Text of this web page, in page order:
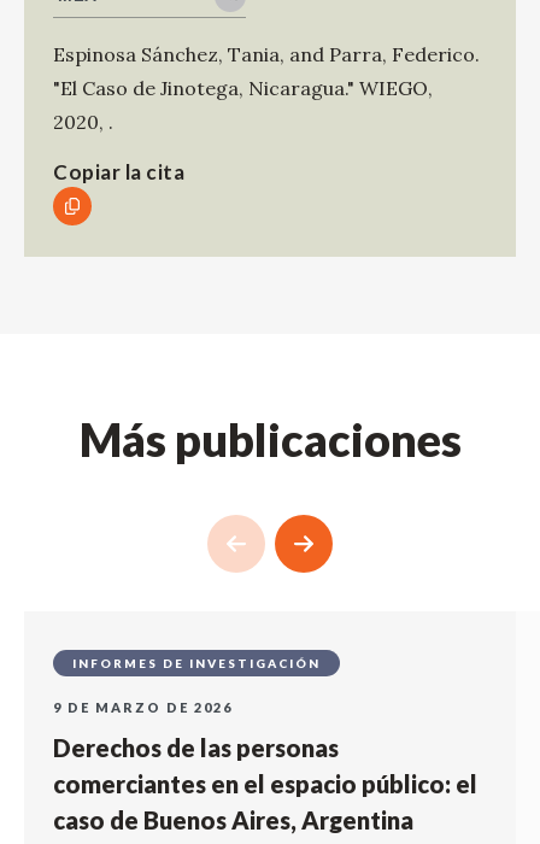
Espinosa Sánchez, Tania, and Parra, Federico.
"El Caso de Jinotega, Nicaragua." WIEGO,
2020, .
Copiar la cita
Más publicaciones
INFORMES DE INVESTIGACIÓN
9 DE MARZO DE 2026
Derechos de las personas
comerciantes en el espacio público: el
caso de Buenos Aires, Argentina